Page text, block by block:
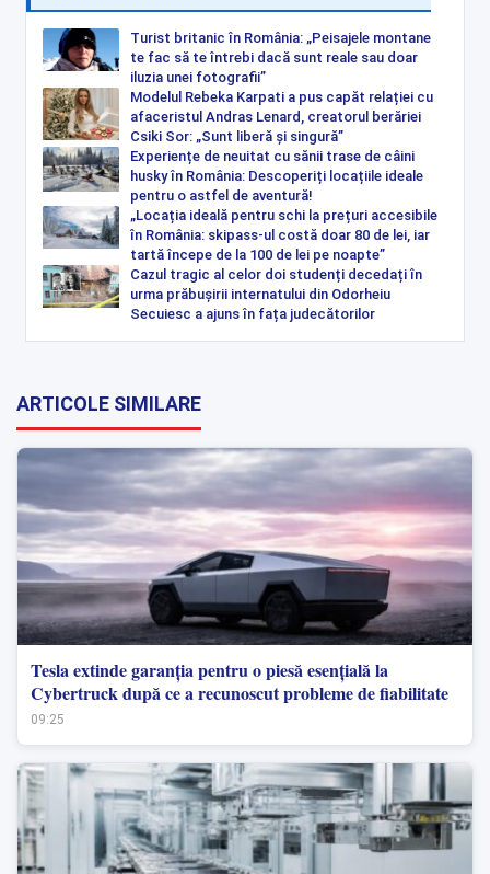
Turist britanic în România: „Peisajele montane
te fac să te întrebi dacă sunt reale sau doar
iluzia unei fotografii”
Modelul Rebeka Karpati a pus capăt relației cu
afaceristul Andras Lenard, creatorul berăriei
Csiki Sor: „Sunt liberă și singură”
Experiențe de neuitat cu sănii trase de câini
husky în România: Descoperiți locațiile ideale
pentru o astfel de aventură!
„Locația ideală pentru schi la prețuri accesibile
în România: skipass-ul costă doar 80 de lei, iar
tartă începe de la 100 de lei pe noapte”
Cazul tragic al celor doi studenți decedați în
urma prăbușirii internatului din Odorheiu
Secuiesc a ajuns în fața judecătorilor
ARTICOLE SIMILARE
Tesla extinde garanția pentru o piesă esențială la
Cybertruck după ce a recunoscut probleme de fiabilitate
09:25